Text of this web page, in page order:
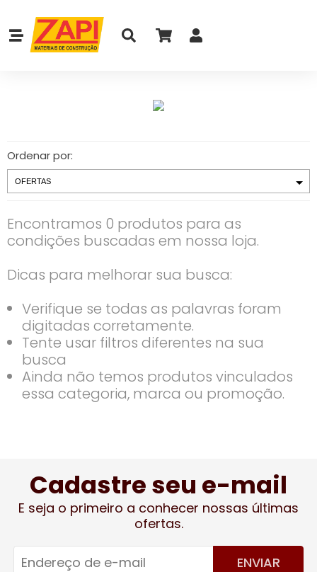
Ordenar por:
Encontramos 0 produtos para as
condições buscadas em nossa loja.
Dicas para melhorar sua busca:
Verifique se todas as palavras foram
digitadas corretamente.
Tente usar filtros diferentes na sua
busca
Ainda não temos produtos vinculados
essa categoria, marca ou promoção.
Cadastre seu e-mail
E seja o primeiro a conhecer nossas últimas
ofertas.
ENVIAR